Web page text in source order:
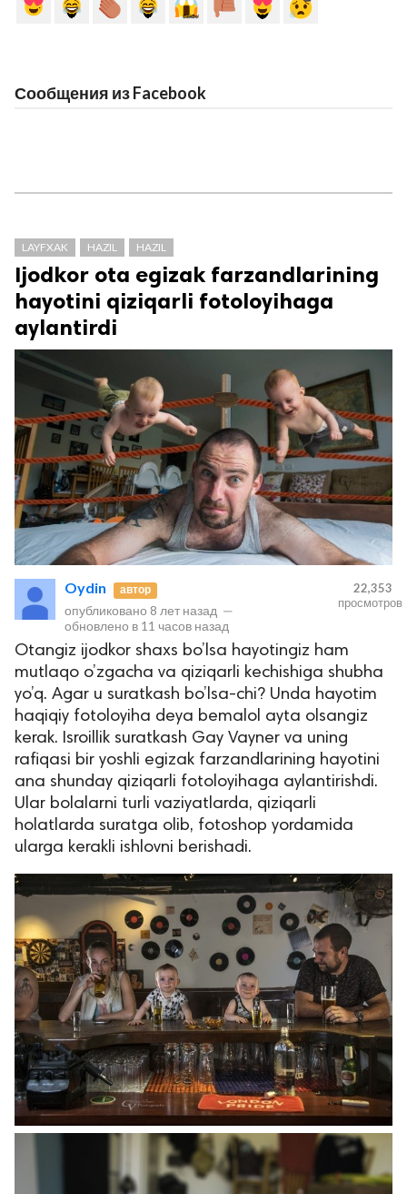
Сообщения из Facebook
LAYFXAK HAZIL HAZIL
Ijodkor ota egizak farzandlarining
hayotini qiziqarli fotoloyihaga
aylantirdi
Oydin автор
опубликовано 8 лет назад —
обновлено в 11 часов назад
22,353
просмотров
Otangiz ijodkor shaxs bo’lsa hayotingiz ham
mutlaqo o’zgacha va qiziqarli kechishiga shubha
yo’q. Agar u suratkash bo’lsa-chi? Unda hayotim
haqiqiy fotoloyiha deya bemalol ayta olsangiz
kerak. Isroillik suratkash Gay Vayner va uning
rafiqasi bir yoshli egizak farzandlarining hayotini
ana shunday qiziqarli fotoloyihaga aylantirishdi.
Ular bolalarni turli vaziyatlarda, qiziqarli
holatlarda suratga olib, fotoshop yordamida
ularga kerakli ishlovni berishadi.